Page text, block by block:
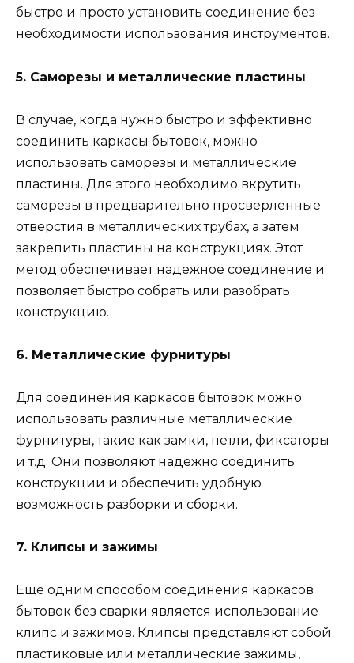
быстро и просто установить соединение без
необходимости использования инструментов.
5. Саморезы и металлические пластины
В случае, когда нужно быстро и эффективно
соединить каркасы бытовок, можно
использовать саморезы и металлические
пластины. Для этого необходимо вкрутить
саморезы в предварительно просверленные
отверстия в металлических трубах, а затем
закрепить пластины на конструкциях. Этот
метод обеспечивает надежное соединение и
позволяет быстро собрать или разобрать
конструкцию.
6. Металлические фурнитуры
Для соединения каркасов бытовок можно
использовать различные металлические
фурнитуры, такие как замки, петли, фиксаторы
и т.д. Они позволяют надежно соединить
конструкции и обеспечить удобную
возможность разборки и сборки.
7. Клипсы и зажимы
Еще одним способом соединения каркасов
бытовок без сварки является использование
клипс и зажимов. Клипсы представляют собой
пластиковые или металлические зажимы,